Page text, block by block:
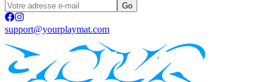
Go
support@yourplaymat.com